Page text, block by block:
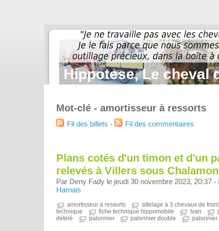
Hippotese, Le cheval
Mot-clé - amortisseur à ressorts
Fil des billets - Fil des commentaires
Plans cotés d'un timon et d'un
relevés à Villers sous
Par Deny Fady le jeudi 30 novembre 2023, 20:37 -
Harnais
amortisseur à ressorts
attelage à 3 chevaux de front
technique
fiche technique hippomobile Ivan
dételé
palonnier palonnier double palonnier